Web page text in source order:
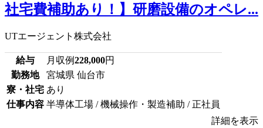
社宅費補助あり！】研磨設備のオペレ...
UTエージェント株式会社
給与 月収例228,000円
勤務地
宮城県 仙台市
寮・社宅 あり
仕事内容 半導体工場 / 機械操作・製造補助 / 正社員
詳細を表示